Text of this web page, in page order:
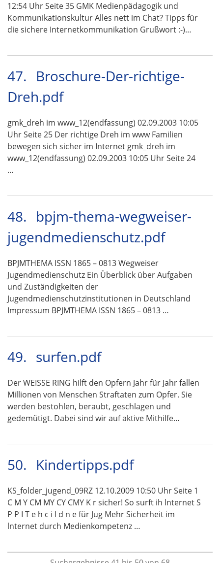
12:54 Uhr Seite 35 GMK Medienpädagogik und
Kommunikationskultur Alles nett im Chat? Tipps für
die sichere Internetkommunikation Grußwort :-)…
47. Broschure-Der-richtige-
Dreh.pdf
gmk_dreh im www_12(endfassung) 02.09.2003 10:05
Uhr Seite 25 Der richtige Dreh im www Familien
bewegen sich sicher im Internet gmk_dreh im
www_12(endfassung) 02.09.2003 10:05 Uhr Seite 24
…
48. bpjm-thema-wegweiser-
jugendmedienschutz.pdf
BPJMTHEMA ISSN 1865 – 0813 Wegweiser
Jugendmedienschutz Ein Überblick über Aufgaben
und Zuständigkeiten der
Jugendmedienschutzinstitutionen in Deutschland
Impressum BPJMTHEMA ISSN 1865 – 0813 …
49. surfen.pdf
Der WEISSE RING hilft den Opfern Jahr für Jahr fallen
Millionen von Menschen Straftaten zum Opfer. Sie
werden bestohlen, beraubt, geschlagen und
gedemütigt. Dabei sind wir auf aktive Mithilfe…
50. Kindertipps.pdf
KS_folder_jugend_09RZ 12.10.2009 10:50 Uhr Seite 1
C M Y CM MY CY CMY K r sicher! So surft ih lnternet S
P P I T e h c i l d n e für Jug Mehr Sicherheit im
lnternet durch Medienkompetenz …